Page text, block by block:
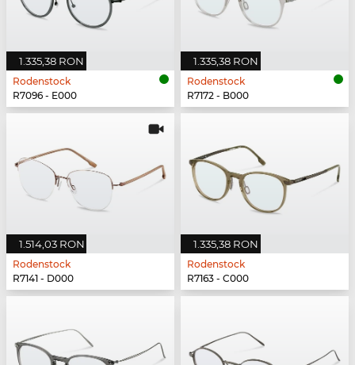
1.335,38 RON
Rodenstock
R7096 - E000
1.335,38 RON
Rodenstock
R7172 - B000
1.514,03 RON
Rodenstock
R7141 - D000
1.335,38 RON
Rodenstock
R7163 - C000